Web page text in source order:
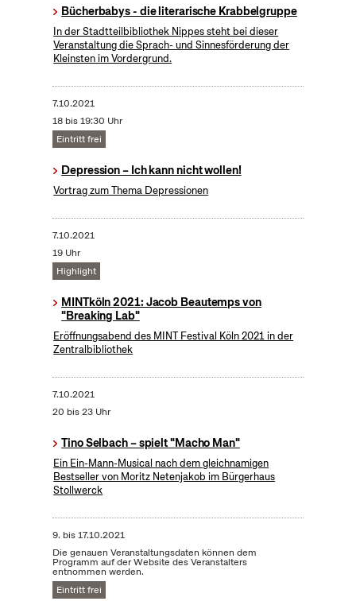
Bücherbabys - die literarische Krabbelgruppe
In der Stadtteilbibliothek Nippes steht bei dieser
Veranstaltung die Sprach- und Sinnesförderung der
Kleinsten im Vordergrund.
7.10.2021
18 bis 19:30 Uhr
Eintritt frei
Depression – Ich kann nicht wollen!
Vortrag zum Thema Depressionen
7.10.2021
19 Uhr
Highlight
MINTköln 2021: Jacob Beautemps von
"Breaking Lab"
Eröffnungsabend des MINT Festival Köln 2021 in der
Zentralbibliothek
7.10.2021
20 bis 23 Uhr
Tino Selbach – spielt "Macho Man"
Ein Ein-Mann-Musical nach dem gleichnamigen
Bestseller von Moritz Netenjakob im Bürgerhaus
Stollwerck
9. bis17.10.2021
Die genauen Veranstaltungsdaten können dem
Programm auf der Website des Veranstalters
entnommen werden.
Eintritt frei